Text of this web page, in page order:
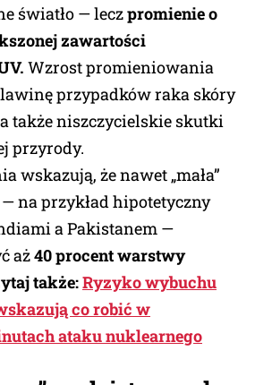
światło — leczpromienie o
zawartości
Wzrost promieniowania
lawinę przypadków raka skóry
także niszczycielskie skutki
przyrody.
wskazują, że nawet „mała”
na przykład hipotetyczny
a Pakistanem —
aż40 procent warstwy
także:Ryzyko wybuchu
co robić w
ataku nuklearnego